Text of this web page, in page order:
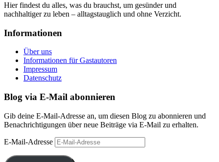
Hier findest du alles, was du brauchst, um gesünder und
nachhaltiger zu leben – alltagstauglich und ohne Verzicht.
Informationen
Über uns
Informationen für Gastautoren
Impressum
Datenschutz
Blog via E-Mail abonnieren
Gib deine E-Mail-Adresse an, um diesen Blog zu abonnieren und
Benachrichtigungen über neue Beiträge via E-Mail zu erhalten.
E-Mail-Adresse